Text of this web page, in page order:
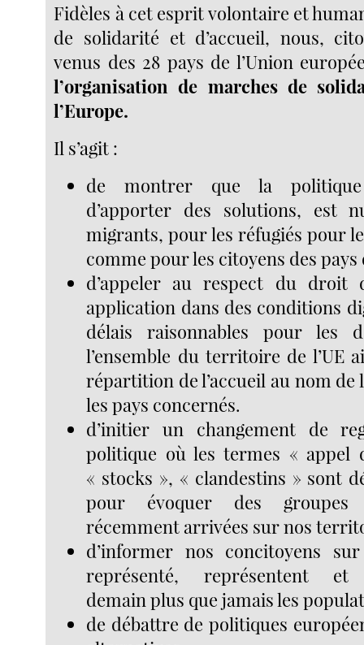
Fidèles à cet esprit volontaire et
de solidarité et d’accueil, nous,
venus des 28 pays de l’Union
l’organisation de marches de
l’Europe.
Il s’agit :
de montrer que la
d’apporter des solutions, est
migrants, pour les réfugiés pour
comme pour les citoyens des pays
d’appeler au respect du droit
application dans des conditions
délais raisonnables pour les
l’ensemble du territoire de l’UE
répartition de l’accueil au nom de
les pays concernés.
d’initier un changement de
politique où les termes « appel
« stocks », « clandestins » sont
pour évoquer des groupes
récemment arrivées sur nos
d’informer nos concitoyens sur
représenté, représentent et
demain plus que jamais les
de débattre de politiques